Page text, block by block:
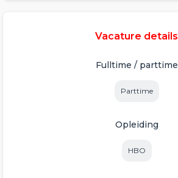
Vacature details
Fulltime / parttime
Parttime
Opleiding
HBO